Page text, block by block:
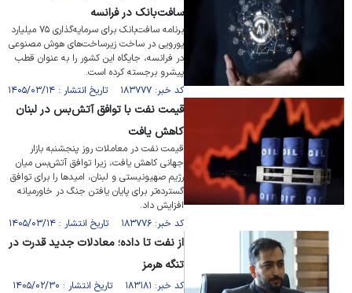
سافت‌بانک در فرانسه
برنامه سافت‌بانک برای سرمایه‌گذاری ۷۵ میلیارد
یورویی در ساخت زیرساخت‌های هوش مصنوعی
در فرانسه، جایگاه این کشور را به عنوان قطب
پیشرو برجسته کرده است.
کد خبر: ۱۸۳۷۷۷ تاریخ انتشار : ۱۴۰۵/۰۳/۱۴
قیمت نفت با توافق آتش‌بس در لبنان
کاهش یافت
قیمت نفت در معاملات روز پنجشنبه بازار
جهانی کاهش یافت، زیرا توافق آتش‌بس میان
رژیم صهیونیستی و لبنان، امید‌ها را برای توافق
گسترده‌تر برای پایان یافتن جنگ در خاورمیانه
افزایش داد.
کد خبر: ۱۸۳۷۷۶ تاریخ انتشار : ۱۴۰۵/۰۳/۱۴
از نفت تا داده؛ معادلات جدید قدرت در
تنگه هرمز
کد خبر: ۱۸۳۱۸۱ تاریخ انتشار : ۱۴۰۵/۰۲/۳۰